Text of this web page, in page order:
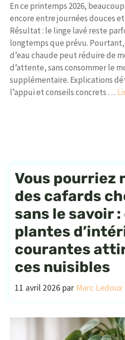
En ce printemps 2026,
encore entre journées douces
Résultat : le linge lavé reste
longtemps que prévu.
d’eau chaude peut réduire de
d’attente, sans consommer le
supplémentaire. Explications
l’appui et conseils concrets …
Vous pourriez
des cafards
sans le savoir :
plantes
courantes
ces nuisibles
11 avril 2026 par Marc Ledoux